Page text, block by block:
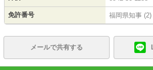
免許番号 福岡県知事
メールで共有する